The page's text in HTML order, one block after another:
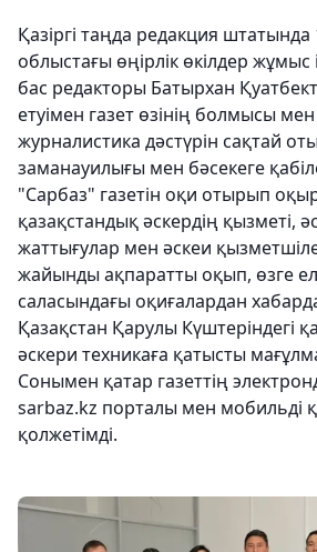
Қазіргі таңда редакция
облыстағы өңірлік өкілдер жұмыс
бас редакторы Батырхан
етуімен газет өзінің болмысы
журналистика дәстүрін сақтай
заманауилығы мен бәсекеге
"Сарбаз" газетін оқи отырып
қазақстандық әскердің қызметі,
жаттығулар мен әскеи
жайынды ақпаратты оқып, өзге
саласындағы оқиғалардан
Қазақстан Қарулы Күштеріндегі
әскери техникаға қатысты
Сонымен қатар газеттің
sarbaz.kz порталы мен мобильді
қолжетімді.